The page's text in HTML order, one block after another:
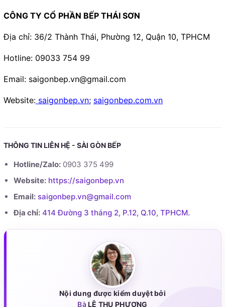
CÔNG TY CỔ PHẦN BẾP THÁI SƠN
Địa chỉ: 36/2 Thành Thái, Phường 12, Quận 10, TPHCM
Hotline: 09033 754 99
Email: saigonbep.vn@gmail.com
Website: saigonbep.vn; saigonbep.com.vn
THÔNG TIN LIÊN HỆ - SÀI GÒN BẾP
Hotline/Zalo: 0903 375 499
Website: https://saigonbep.vn
Email: saigonbep.vn@gmail.com
Địa chỉ: 414 Đường 3 tháng 2, P.12, Q.10, TPHCM.
Nội dung được kiểm duyệt bởi
BàLÊ THU PHƯƠNG